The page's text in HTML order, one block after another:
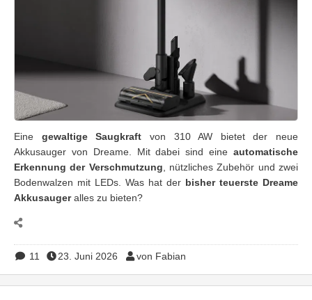
Eine gewaltige Saugkraft von 310 AW bietet der neue
Akkusauger von Dreame. Mit dabei sind eine automatische
Erkennung der Verschmutzung, nützliches Zubehör und zwei
Bodenwalzen mit LEDs. Was hat der bisher teuerste Dreame
Akkusaugeralles zu bieten?
11 23. Juni 2026 von Fabian